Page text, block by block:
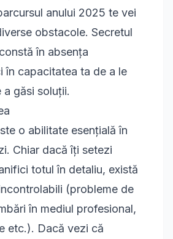
anului 2025 te vei
obstacole. Secretul
în absența
în capacitatea ta de a le
găsi soluții.
o abilitate esențială în
Chiar dacă îți setezi
totul în detaliu, există
(probleme de
în mediul profesional,
etc.). Dacă vezi că